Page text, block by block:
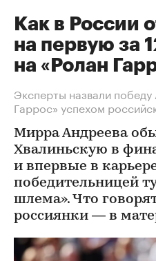
Как в России
на первую за
на «Ролан
Эксперты назвали
Гаррос» успехом
Мирра Андреева
Хвалиньскую в
и впервые в
победительницей
шлема». Что
россиянки — в